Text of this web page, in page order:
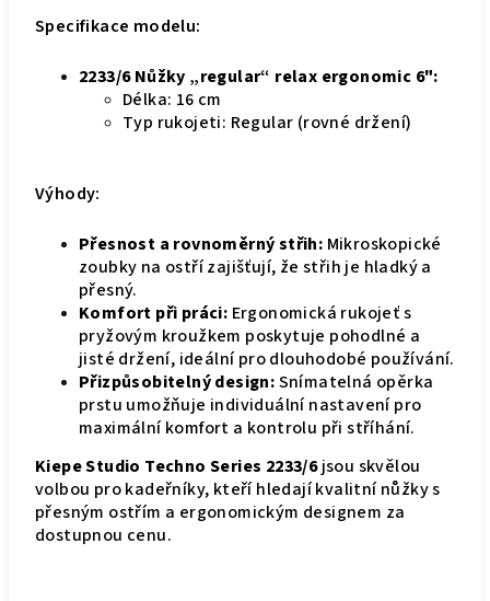
Specifikace modelu:
2233/6 Nůžky „regular“ relax ergonomic 6":
Délka: 16 cm
Typ rukojeti: Regular (rovné držení)
Výhody:
Přesnost a rovnoměrný střih: Mikroskopické
zoubky na ostří zajišťují, že střih je hladký a
přesný.
Komfort při práci: Ergonomická rukojeť s
pryžovým kroužkem poskytuje pohodlné a
jisté držení, ideální pro dlouhodobé používání.
Přizpůsobitelný design:Snímatelná opěrka
prstu umožňuje individuální nastavení pro
maximální komfort a kontrolu při stříhání.
Kiepe Studio Techno Series 2233/6jsou skvělou
volbou pro kadeřníky, kteří hledají kvalitní nůžky s
přesným ostřím a ergonomickým designem za
dostupnou cenu.